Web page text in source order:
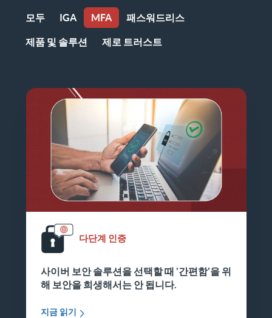
모두 IGA MFA 패스워드리스
제품 및 솔루션 제로 트러스트
다단계 인증
사이버 보안 솔루션을 선택할 때 '간편함'을 위
해 보안을 희생해서는 안 됩니다.
지금 읽기